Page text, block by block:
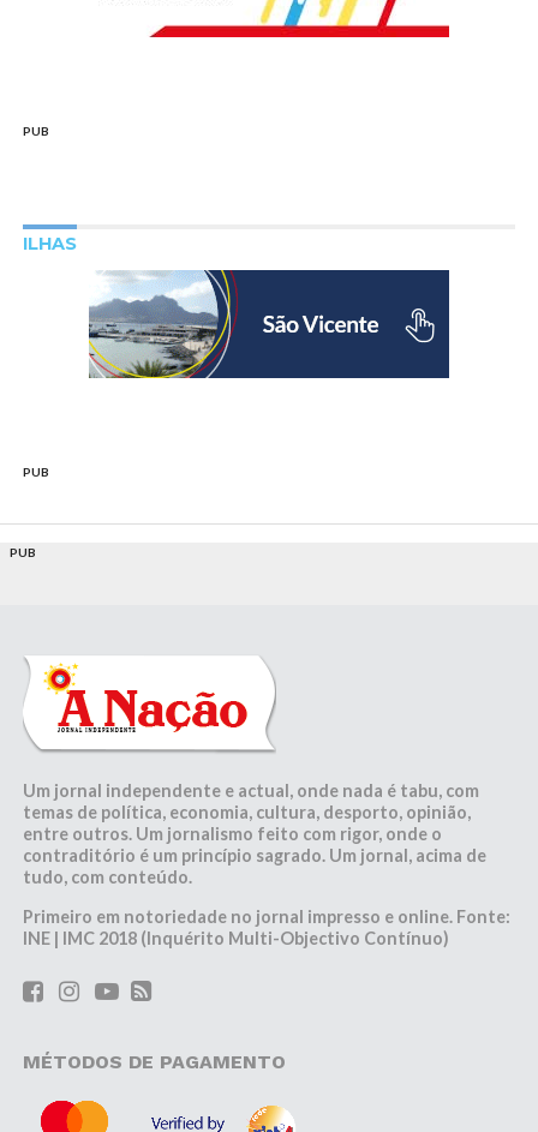
PUB
ILHAS
PUB
PUB
Um jornal independente e actual, onde nada é tabu, com
temas de política, economia, cultura, desporto, opinião,
entre outros. Um jornalismo feito com rigor, onde o
contraditório é um princípio sagrado. Um jornal, acima de
tudo, com conteúdo.
Primeiro em notoriedade no jornal impresso e online. Fonte:
INE | IMC 2018 (Inquérito Multi-Objectivo Contínuo)
MÉTODOS DE PAGAMENTO